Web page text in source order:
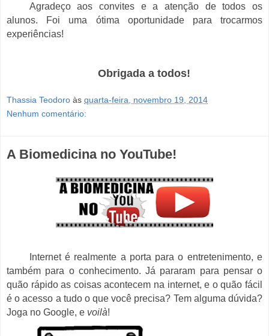
Agradeço aos convites e a atenção de todos os
alunos. Foi uma ótima oportunidade para trocarmos
experiências!
Obrigada a todos!
Thassia Teodoro às quarta-feira, novembro 19, 2014
Nenhum comentário:
A Biomedicina no YouTube!
Internet é realmente a porta para o entretenimento, e
também para o conhecimento. Já pararam para pensar o
quão rápido as coisas acontecem na internet, e o quão fácil
é o acesso a tudo o que você precisa? Tem alguma dúvida?
Joga no Google, e voilà!